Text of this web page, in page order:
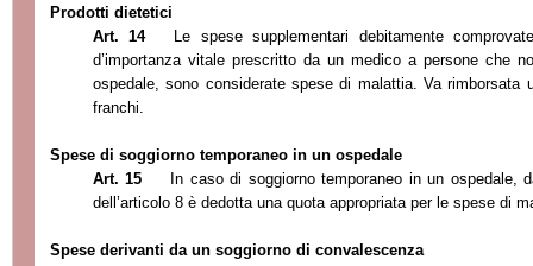
Prodotti dietetici
Art. 14
Le spese supplementari debitamente
d’importanza vitale prescritto da un medico a persone che
ospedale, sono considerate spese di malattia. Va rimborsata
franchi.
Spese di soggiorno temporaneo in un ospedale
Art. 15
In caso di soggiorno temporaneo in un ospedale,
dell’articolo 8 è dedotta una quota appropriata per le spese di
Spese derivanti da un soggiorno di convalescenza